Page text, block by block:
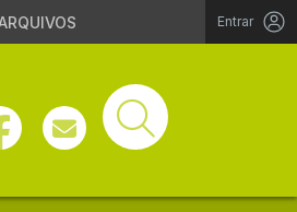
Entrar